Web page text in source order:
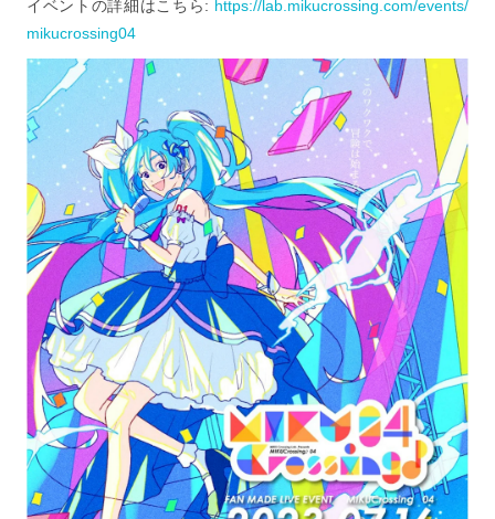
イベントの詳細はこちら: https://lab.mikucrossing.com/events/
mikucrossing04